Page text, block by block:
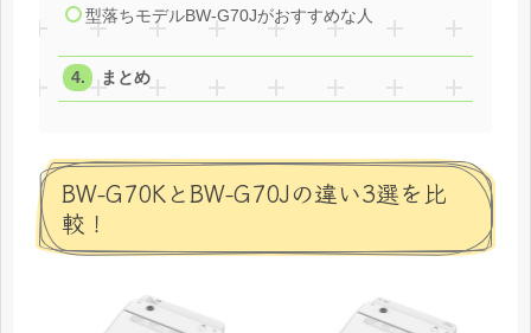
型落ちモデルBW-G70Jがおすすめな人
まとめ
BW-G70KとBW-G70Jの違い3選を比
較！